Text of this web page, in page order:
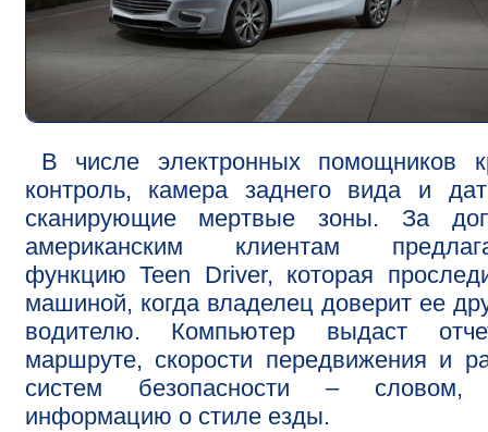
В числе электронных помощников
контроль, камера заднего вида и
сканирующие мертвые зоны. За
американским клиентам
функцию Teen Driver, которая
машиной, когда владелец доверит ее
водителю. Компьютер выдаст
маршруте, скорости передвижения и
систем безопасности –
информацию о стиле езды.